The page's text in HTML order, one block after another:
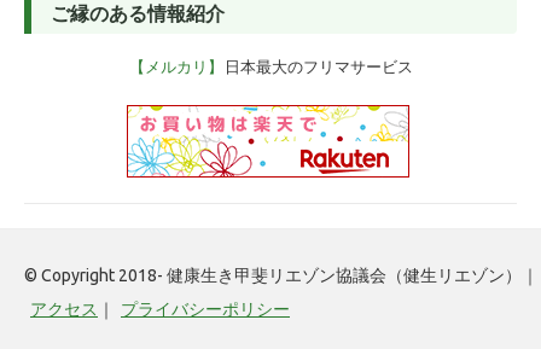
ご縁のある情報紹介
【メルカリ】 日本最大のフリマサービス
© Copyright 2018- 健康生き甲斐リエゾン協議会（健生リエゾン）｜
アクセス ｜ プライバシーポリシー